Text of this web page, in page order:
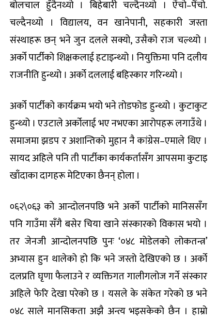
बोलचाल हुँदैनथ्यो । बिहेबारी चल्दैनथ्यो । ऐंचो–पैंचो.
चल्दैनथ्यो । विद्यालय, वन खानेपानी, सहकारी जस्ता
संस्थाहरू छन् भने जुन दलले सक्यो, उसैको राज चल्थ्यो ।
अर्को पार्टीको शिक्षकलाई हटाइन्थ्यो । नियुक्तिमा पनि दलीय
राजनीति हुन्थ्यो । अर्को दललाई बहिस्कार गरिन्थ्यो ।
अर्को पार्टीको कार्यक्रम भयो भने तोडफोड हुन्थ्यो । कुटाकुट
हुन्थ्यो । एउटाले अर्कोलाई भए नभएका आरोपहरू लगाउँथे ।
समाजमा झडप र अशान्तिको मुहान नै कांग्रेस–एमाले थिए ।
सायद अहिले पनि ती पार्टीका कार्यकर्तासँग आपसमा कुटाइ
खाँदाका दागहरू मेटिएका छैनन् होला ।
०६२\०६३ को आन्दोलनपछि भने अर्को पार्टीको मानिससँग
पनि गाउँमा सँगै बसेर चिया खाने संस्कारको विकास भयो ।
तर जेनजी आन्दोलनपछि पुनः ‘०४८ मोडेलको लोकतन्त्र’
अभ्यास हुन थालेको हो कि भने जस्तो देखिएको छ । अर्को
दलप्रति घृणा फैलाउने र व्यक्तिगत गालीगलोज गर्ने संस्कार
अहिले फेरि देखा परेको छ । यसले के संकेत गरेको छ भने
०४८ साले मानसिकता अझै अन्त्य भइसकेको छैन । हाम्रो